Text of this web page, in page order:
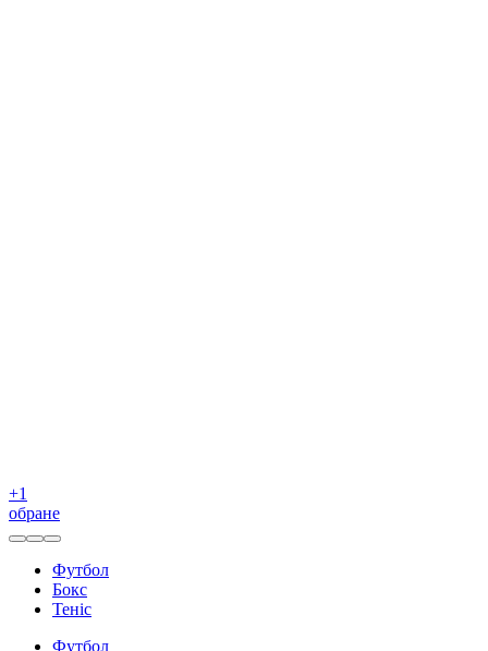
+1
обране
Футбол
Бокс
Теніс
Футбол